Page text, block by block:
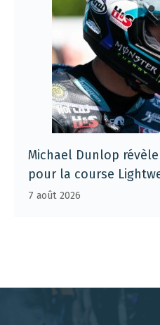
Michael Dunlop
pour la course
7 août 2026